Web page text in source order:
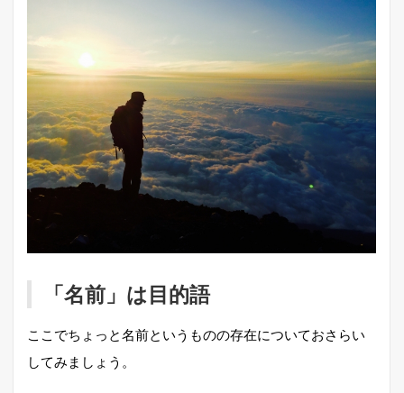
「名前」は目的語
ここでちょっと名前というものの存在についておさらい
してみましょう。